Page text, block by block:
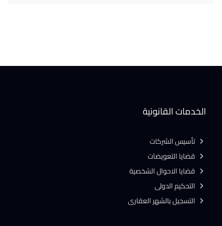
الخدمات القانونية
تأسيس الشركات
قضايا التعويضات
قضايا الاحوال الشخصية
التحكيم الدولى
التسجيل بالشهر العقارى